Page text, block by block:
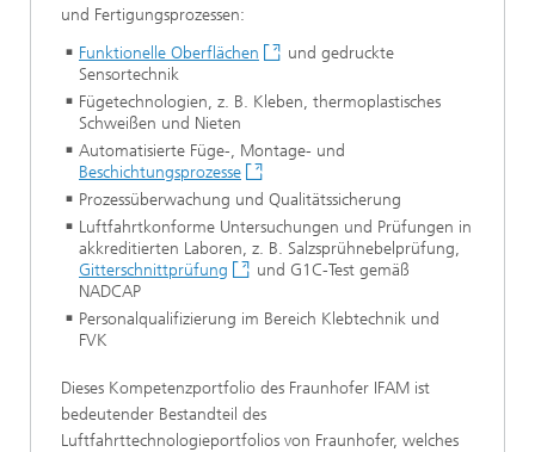
und Fertigungsprozessen:
Funktionelle Oberflächen
und gedruckte
Sensortechnik
Fügetechnologien, z. B. Kleben, thermoplastisches
Schweißen und Nieten
Automatisierte Füge-, Montage- und
Beschichtungsprozesse
Prozessüberwachung und Qualitätssicherung
Luftfahrtkonforme Untersuchungen und Prüfungen in
akkreditierten Laboren, z. B. Salzsprühnebelprüfung,
Gitterschnittprüfung
und G1C-Test gemäß
NADCAP
Personalqualifizierung im Bereich Klebtechnik und
FVK
Dieses Kompetenzportfolio des Fraunhofer IFAM ist
bedeutender Bestandteil des
Luftfahrttechnologieportfolios von Fraunhofer, welches